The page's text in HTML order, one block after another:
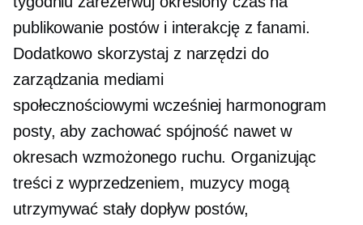
publikowanie postów i interakcję z fanami.
Dodatkowo skorzystaj z narzędzi do
zarządzania mediami
społecznościowymiwcześniej harmonogram
posty, aby zachować spójność nawet w
okresach wzmożonego ruchu. Organizując
treści z wyprzedzeniem, muzycy mogą
utrzymywać stały dopływ postów,